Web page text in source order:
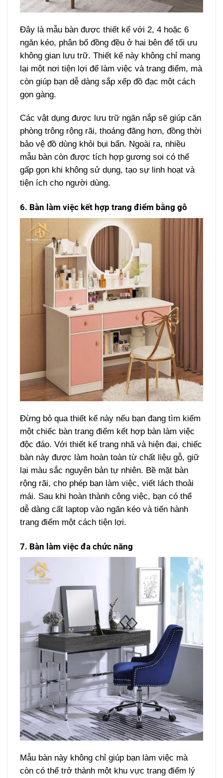
Đây là mẫu bàn được thiết kế với 2, 4 hoặc 6
ngăn kéo, phân bố đồng đều ở hai bên để tối ưu
không gian lưu trữ. Thiết kế này không chỉ mang
lại một nơi tiện lợi để làm việc và trang điểm, mà
còn giúp bạn dễ dàng sắp xếp đồ đạc một cách
gọn gàng.
Các vật dụng được lưu trữ ngăn nắp sẽ giúp căn
phòng trông rộng rãi, thoáng đãng hơn, đồng thời
bảo vệ đồ dùng khỏi bụi bẩn. Ngoài ra, nhiều
mẫu bàn còn được tích hợp gương soi có thể
gấp gọn khi không sử dụng, tạo sự linh hoạt và
tiện ích cho người dùng.
6. Bàn làm việc kết hợp trang điểm bằng gỗ
Đừng bỏ qua thiết kế này nếu bạn đang tìm kiếm
một chiếc bàn trang điểm kết hợp bàn làm việc
độc đáo. Với thiết kế trang nhã và hiện đại, chiếc
bàn này được làm hoàn toàn từ chất liệu gỗ, giữ
lại màu sắc nguyên bản tự nhiên. Bề mặt bàn
rộng rãi, cho phép bạn làm việc, viết lách thoải
mái. Sau khi hoàn thành công việc, bạn có thể
dễ dàng cất laptop vào ngăn kéo và tiến hành
trang điểm một cách tiện lợi.
7. Bàn làm việc đa chức năng
Mẫu bàn này không chỉ giúp bạn làm việc mà
còn có thể trở thành một khu vực trang điểm lý